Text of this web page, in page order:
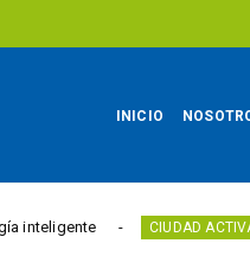
INICIO
CIUDAD ACTIVA